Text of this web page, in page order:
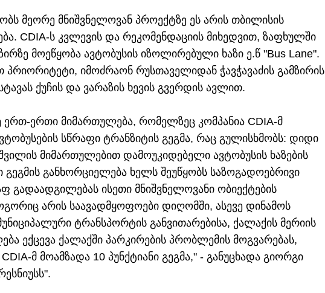
მეორე მნიშვნელოვან პროექტზე ეს არის თბილისის
CDIA-ს კვლევის და რეკომენდაციის მიხედვით, ზაფხულში
მოეწყობა ავტობუსის იზოლირებული ხაზი ე.წ "Bus Lane".
პრიორიტეტი, იმოძრაონ რუსთაველიდან ჭავჭავაძის გამზირის
ქუჩის და ვარაზის ხევის გვერდის ავლით.
ერთ-ერთი მიმართულება, რომელზეც კომპანია CDIA-მ
სწრაფი ტრანზიტის გეგმა, რაც გულისხმობს: დიდი
მიმართულებით დამოუკიდებელი ავტობუსის ხაზების
გეგმის განხორციელება ხელს შეუწყობს საზოგადოებრივი
გადაადგილებას ისეთი მნიშვნელოვანი ობიექტების
არის საავადმყოფოები დიღომში, ასევე დინამოს
ტრანსპორტის განვითარებისა, ქალაქის მერიის
ექცევა ქალაქში პარკირების პრობლემის მოგვარებას,
მ მოამზადა 10 პუნქტიანი გეგმა," - განუცხადა გიორგი